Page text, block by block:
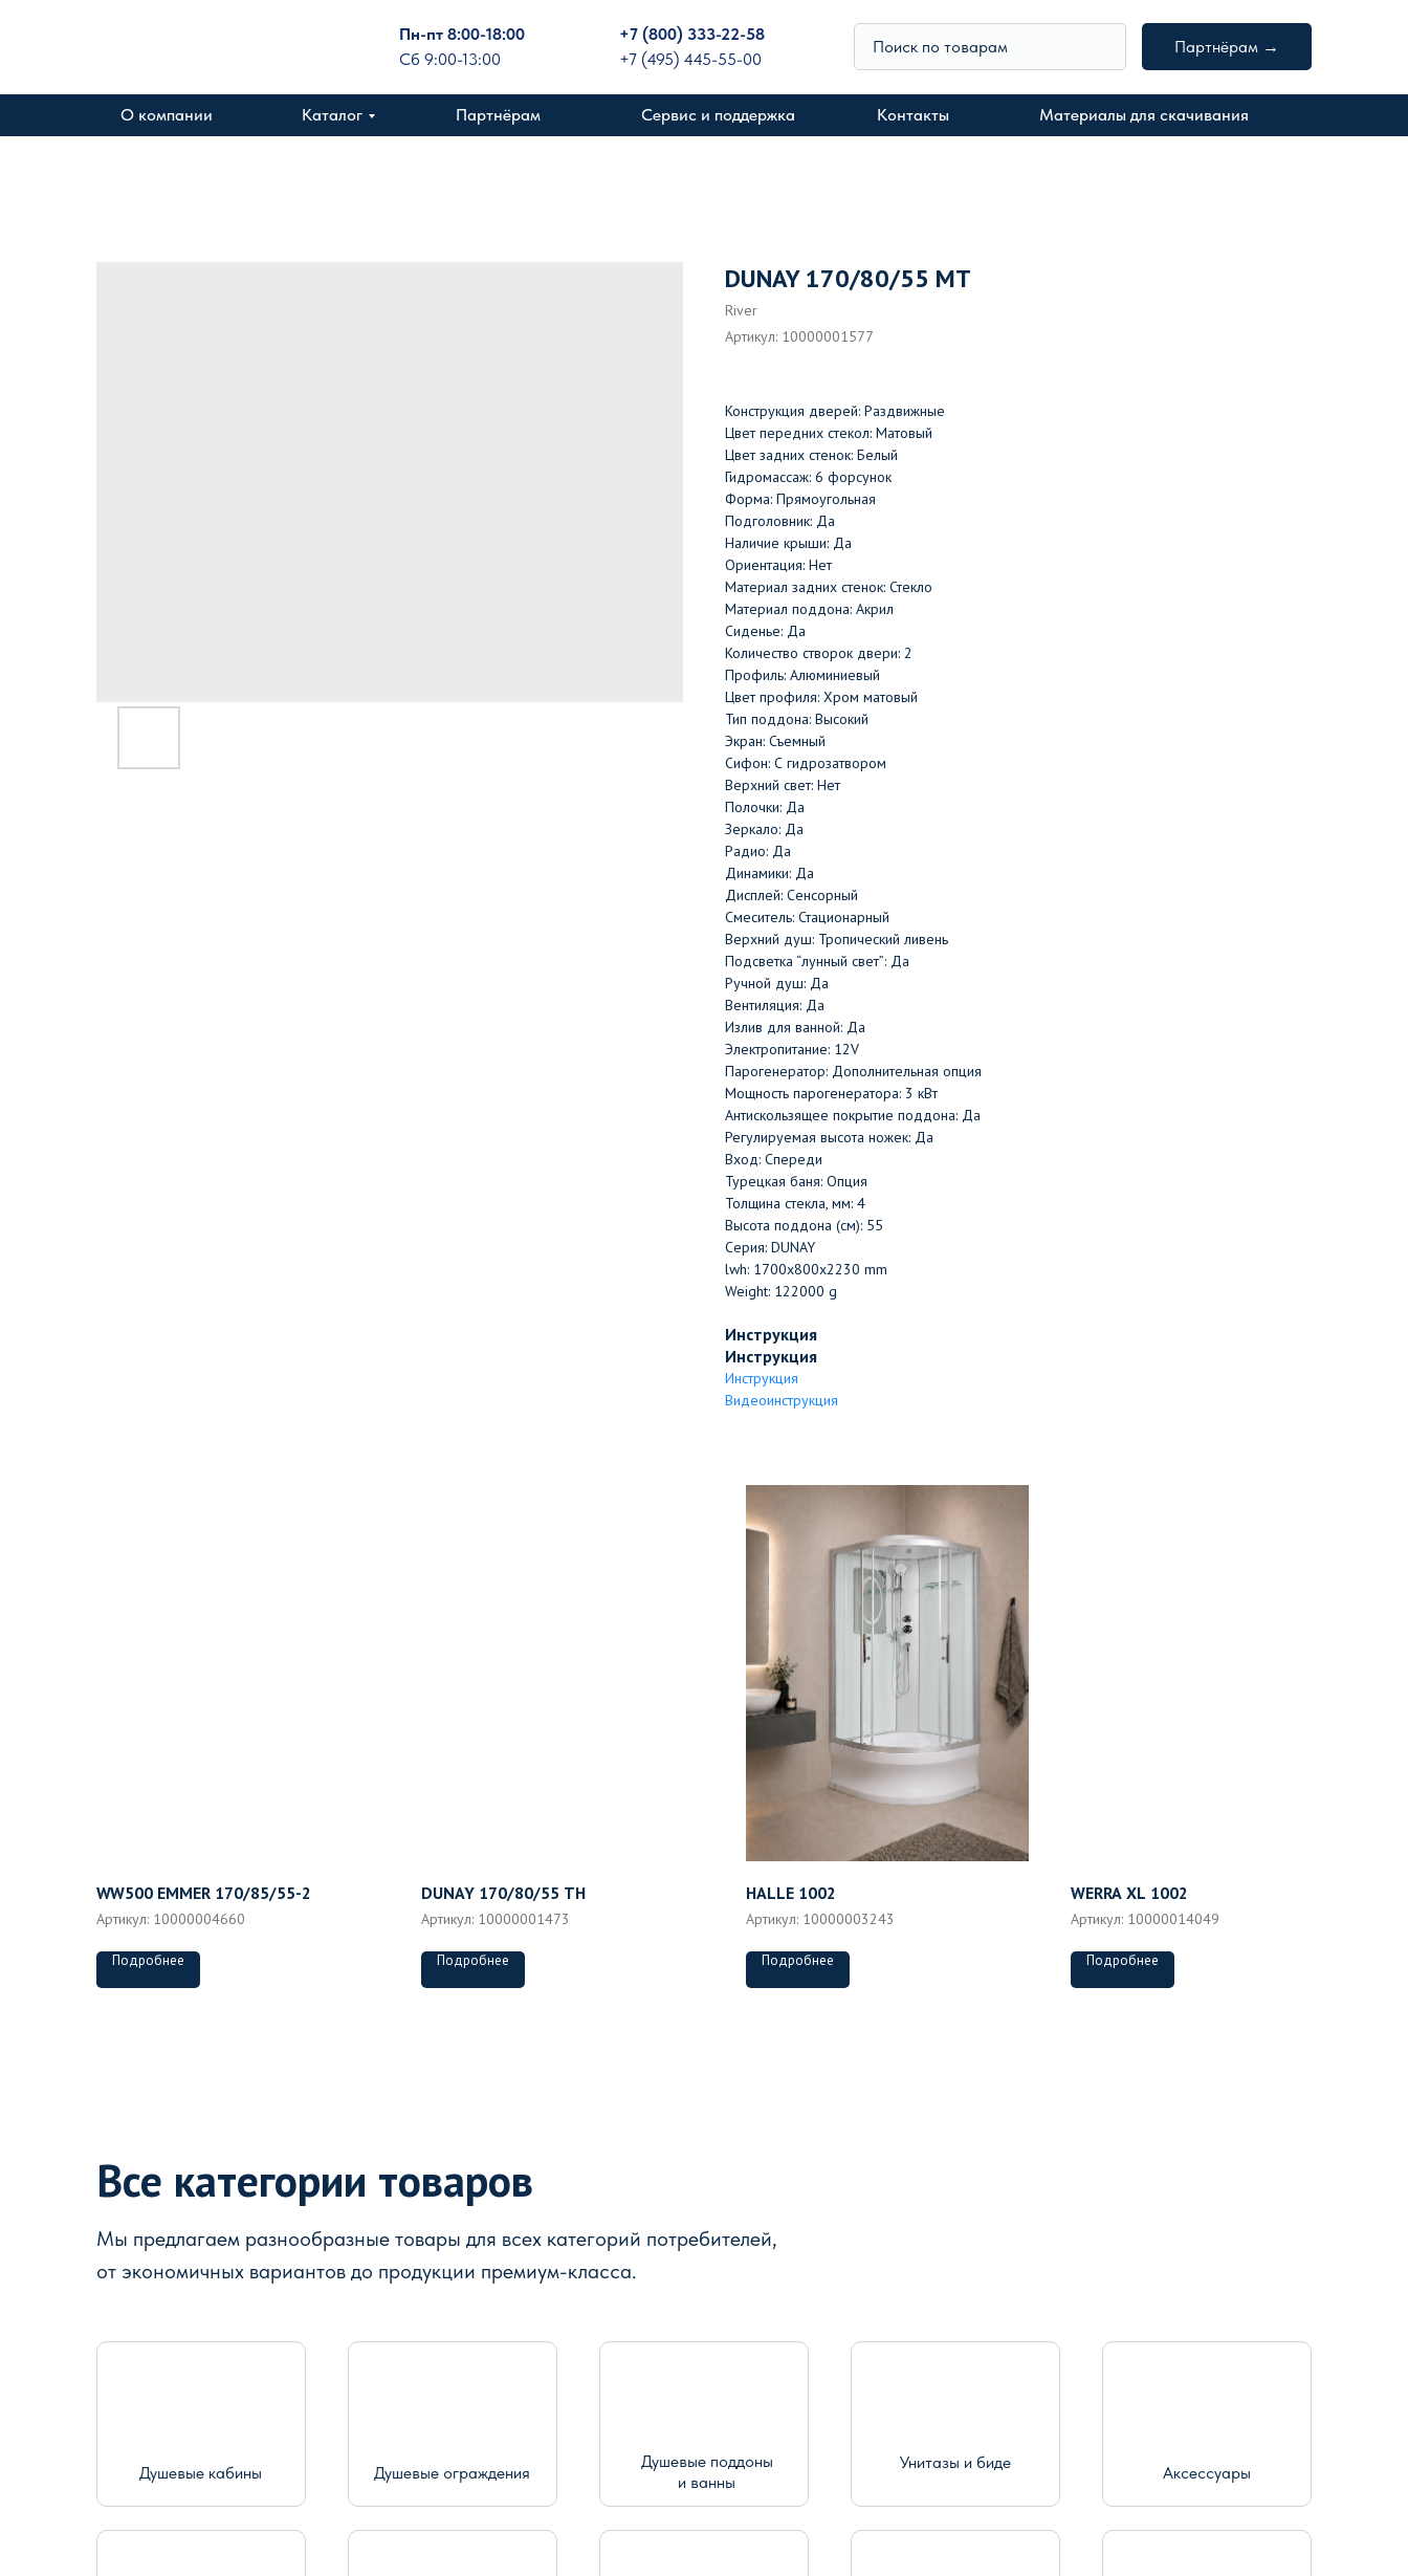
Партнёрам →
О компании Материалы для скачивания
Каталог Партнёрам Сервис и поддержка Контакты
Пн-пт 8:00-18:00
Сб 9:00-13:00
+7 (800) 333-22-58
+7 (495) 445-55-00
Поиск по товарам
DUNAY 170/80/55 MT
River
Артикул: 10000001577
Конструкция дверей: Раздвижные
Цвет передних стекол: Матовый
Цвет задних стенок: Белый
Гидромассаж: 6 форсунок
Форма: Прямоугольная
Подголовник: Да
Наличие крыши: Да
Ориентация: Нет
Материал задних стенок: Стекло
Материал поддона: Акрил
Сиденье: Да
Количество створок двери: 2
Профиль: Алюминиевый
Цвет профиля: Хром матовый
Тип поддона: Высокий
Экран: Съемный
Сифон: С гидрозатвором
Верхний свет: Нет
Полочки: Да
Зеркало: Да
Радио: Да
Динамики: Да
Дисплей: Сенсорный
Смеситель: Стационарный
Верхний душ: Тропический ливень
Подсветка “лунный свет”: Да
Ручной душ: Да
Вентиляция: Да
Излив для ванной: Да
Электропитание: 12V
Парогенератор: Дополнительная опция
Мощность парогенератора: 3 кВт
Антискользящее покрытие поддона: Да
Регулируемая высота ножек: Да
Вход: Спереди
Турецкая баня: Опция
Толщина стекла, мм: 4
Высота поддона (см): 55
Серия: DUNAY
lwh: 1700x800x2230 mm
Weight: 122000 g
Инструкция
Инструкция
Инструкция
Видеоинструкция
WW500 EMMER 170/85/55-2
Артикул: 10000004660
Подробнее
DUNAY 170/80/55 ТН
Артикул: 10000001473
Подробнее
HALLE 1002
Артикул: 10000003243
Подробнее
WERRA XL 1002
Артикул: 10000014049
Подробнее
Все категории товаров
Мы предлагаем разнообразные товары для всех категорий потребителей,
от экономичных вариантов до продукции премиум-класса.
Душевые кабины Душевые ограждения Аксессуары
Унитазы и биде
Душевые поддоны
и ванны